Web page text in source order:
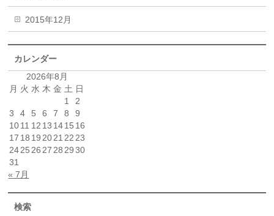
2015年12月
カレンダー
2026年8月
月 火 水 木 金 土 日
1
2
3
4 5 6 7 8
9
1011 12 13 1415 16
17 18 19 2021 22 23
2425 26 27 28 29 30
31
« 7月
検索